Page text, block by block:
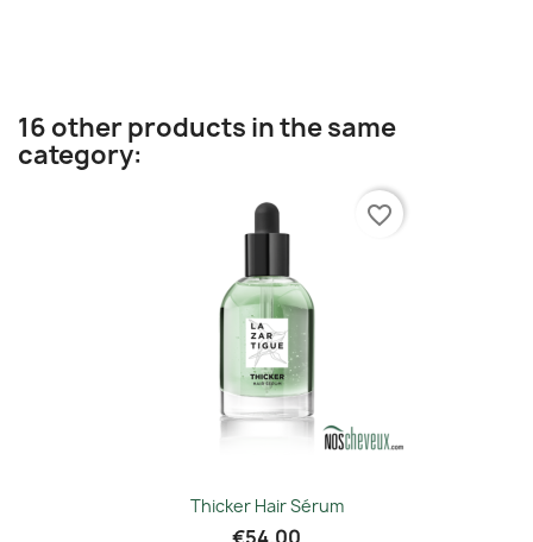
16 other products in the same
category:
Thicker Hair Sérum
favorite_border